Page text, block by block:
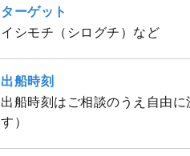
ターゲット
イシモチ（シログチ）など
出船時刻
出船時刻はご相談のうえ自由
す）